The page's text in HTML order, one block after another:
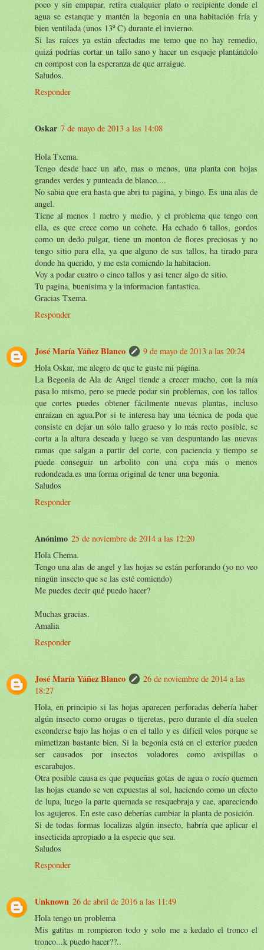
poco y sin empapar, retira cualquier plato o recipiente donde el
agua se estanque y mantén la begonia en una habitación fría y
bien ventilada (unos 13º C) durante el invierno.
Si las raíces ya están afectadas me temo que no hay remedio,
quizá podrías cortar un tallo sano y hacer un esqueje plantándolo
en compost con la esperanza de que arraigue.
Saludos.
Responder
Oskar 7 de mayo de 2013 a las 14:08
Hola Txema.
Tengo desde hace un año, mas o menos, una planta con hojas
grandes verdes y punteada de blanco....
No sabia que era hasta que abri tu pagina, y bingo. Es una alas de
angel.
Tiene al menos 1 metro y medio, y el problema que tengo con
ella, es que crece como un cohete. Ha echado 6 tallos, gordos
como un dedo pulgar, tiene un monton de flores preciosas y no
tengo sitio para ella, ya que alguno de sus tallos, ha tirado para
donde ha querido, y me esta comiendo la habitacion.
Voy a podar cuatro o cinco tallos y asi tener algo de sitio.
Tu pagina, buenisima y la informacion fantastica.
Gracias Txema.
Responder
José María Yáñez Blanco
9 de mayo de 2013 a las 20:24
Hola Oskar, me alegro de que te guste mi página.
La Begonia de Ala de Angel tiende a crecer mucho, con la mía
pasa lo mismo, pero se puede podar sin problemas, con los tallos
que cortes puedes obtener fácilmente nuevas plantas, incluso
enraízan en agua.Por si te interesa hay una técnica de poda que
consiste en dejar un sólo tallo grueso y lo más recto posible, se
corta a la altura deseada y luego se van despuntando las nuevas
ramas que salgan a partir del corte, con paciencia y tiempo se
puede conseguir un arbolito con una copa más o menos
redondeada.es una forma original de tener una begonia.
Saludos
Responder
Anónimo 25 de noviembre de 2014 a las 12:20
Hola Chema.
Tengo una alas de angel y las hojas se están perforando (yo no veo
ningún insecto que se las esté comiendo)
Me puedes decir qué puedo hacer?
Muchas gracias.
Amalia
Responder
José María Yáñez Blanco
26 de noviembre de 2014 a las
18:27
Hola, en principio si las hojas aparecen perforadas debería haber
algún insecto como orugas o tijeretas, pero durante el día suelen
esconderse bajo las hojas o en el tallo y es difícil velos porque se
mimetizan bastante bien. Si la begonia está en el exterior pueden
ser causados por insectos voladores como avispillas o
escarabajos.
Otra posible causa es que pequeñas gotas de agua o rocío quemen
las hojas cuando se ven expuestas al sol, haciendo como un efecto
de lupa, luego la parte quemada se resquebraja y cae, apareciendo
los agujeros. En este caso deberías cambiar la planta de posición.
Si de todas formas localizas algún insecto, habría que aplicar el
insecticida apropiado a la especie que sea.
Saludos
Responder
Unknown 26 de abril de 2016 a las 11:49
Hola tengo un problema
Mis gatitas m rompieron todo y solo me a kedado el tronco el
tronco...k puedo hacer??..